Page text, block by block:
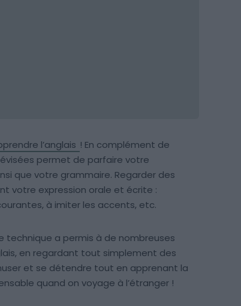
l’anglais ! En complément de
permet de parfaire votre
que votre grammaire. Regarder des
votre expression orale et écrite :
à imiter les accents, etc.
a permis à de nombreuses
en regardant tout simplement des
et se détendre tout en apprenant la
quand on voyage à l’étranger !